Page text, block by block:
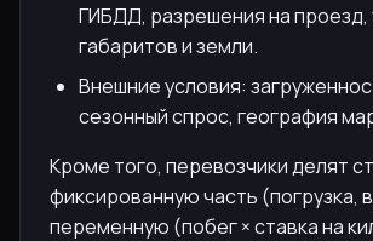
ГИБДД, разрешения на проезд,
габаритов и земли.
Внешние условия:
сезонный спрос, география
Кроме того, перевозчики делят
фиксированную часть (погрузка,
переменную (побег × ставка на